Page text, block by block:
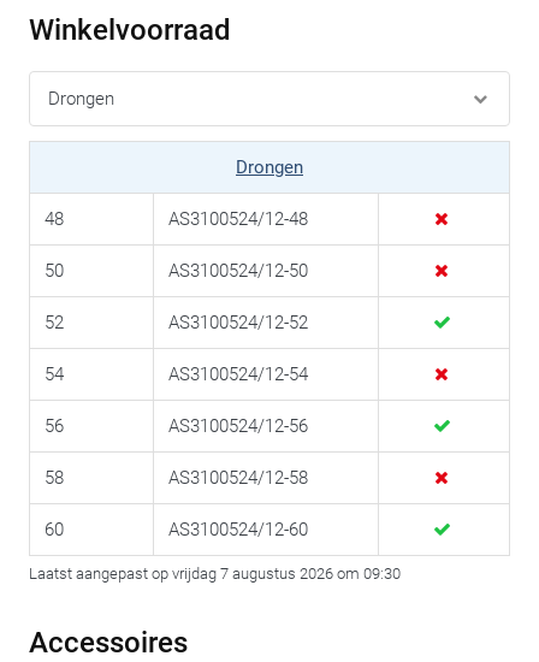
Winkelvoorraad
Drongen
48 AS3100524/12-48
50 AS3100524/12-50
52 AS3100524/12-52
54 AS3100524/12-54
56 AS3100524/12-56
58 AS3100524/12-58
60 AS3100524/12-60
Laatst aangepast op vrijdag 7 augustus 2026 om 09:30
Accessoires